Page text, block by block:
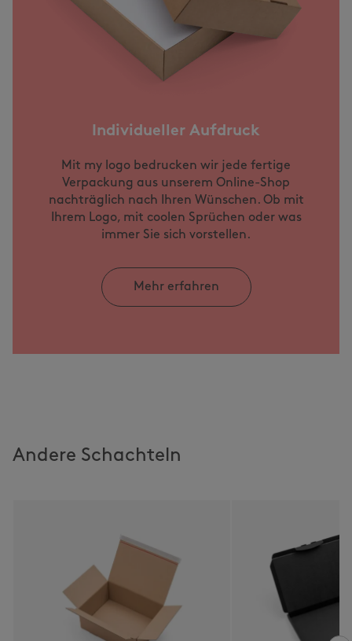
Individueller Aufdruck
Mit my logo bedrucken wir jede fertige
Verpackung aus unserem Online-Shop
nachträglich nach Ihren Wünschen. Ob mit
Ihrem Logo, mit coolen Sprüchen oder was
immer Sie sich vorstellen.
Mehr erfahren
Andere Schachteln